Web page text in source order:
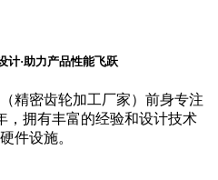
计·助力产品性能飞跃
精密齿轮加工厂家）前身专注
，拥有丰富的经验和设计技术
件设施。